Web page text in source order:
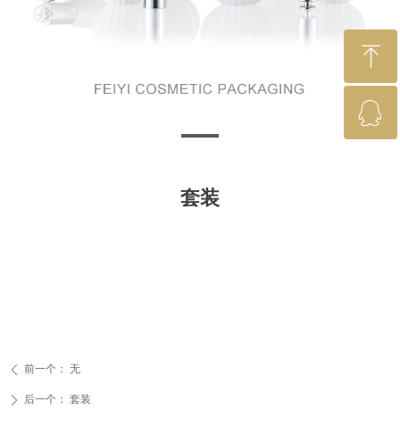
套装
ꄴ 前一个： 无
ꄲ 后一个： 套装
ꁸ
回到顶部
ꁗ